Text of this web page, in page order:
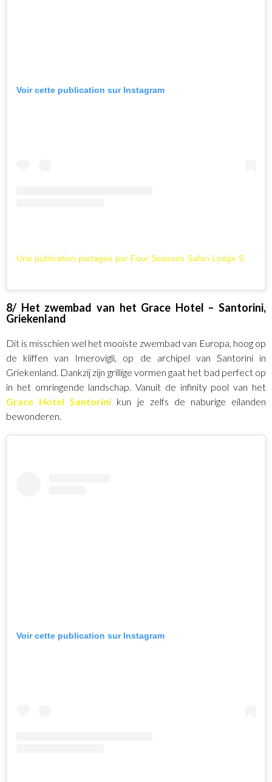
Voir cette publication sur Instagram
Une publication partagée par Four Seasons Safari Lodge Serengeti (@fsserengeti)
8/ Het zwembad van het Grace Hotel – Santorini,
Griekenland
Dit is misschien wel het mooiste zwembad van Europa, hoog op
de kliffen van Imerovigli, op de archipel van Santorini in
Griekenland. Dankzij zijn grillige vormen gaat het bad perfect op
in het omringende landschap. Vanuit de infinity pool van het
Grace Hotel Santorini kun je zelfs de naburige eilanden
bewonderen.
Voir cette publication sur Instagram